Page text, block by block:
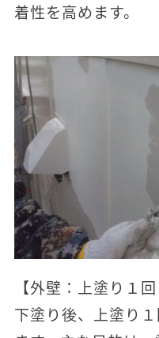
着性を高めます。
【外壁：上塗り１
下塗り後、上塗り